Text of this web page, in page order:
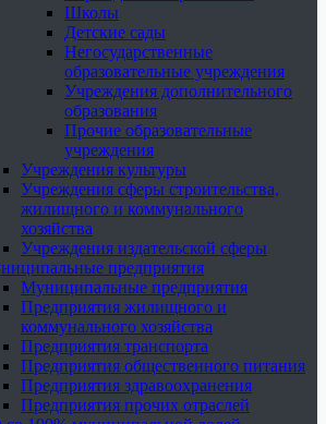
Школы
Детские сады
Негосударственные
образовательные учреждения
Учреждения дополнительного
образования
Прочие образовательные
учреждения
Учреждения культуры
Учреждения сферы строительства,
жилищного и коммунального
хозяйства
Учреждения издательской сферы
предприятия
Муниципальные предприятия
Предприятия жилищного и
коммунального хозяйства
Предприятия транспорта
Предприятия общественного питания
Предприятия здравоохранения
Предприятия прочих отраслей